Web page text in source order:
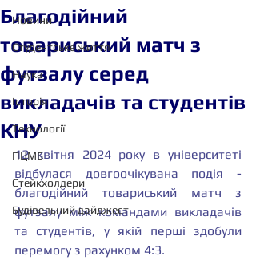
Новини
Студентське життя
Наука
Історія
Технології
ПЦМБ
Стейкхолдери
Будівельний дайджест
Благодійний
товариський матч з
футзалу серед
викладачів та студентів
КНУ
12 квітня 2024 року в університеті
відбулася довгоочікувана подія -
благодійний товариський матч з
футзалу між командами викладачів
та студентів, у якій перші здобули
перемогу з рахунком 4:3.